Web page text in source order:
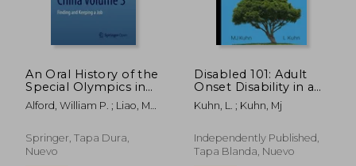
5%
dcto.
38,84 €
36,90 €
5%
dcto.
An Oral History of the
Special Olympics in
China Volume 3:
Finding and Keeping
Alford, William P. ; Liao, Mei
Springer, Tapa Dura,
Nuevo
Disabled 101: Adult
Onset Disability in an
Ableist World (en
Inglés)
Kuhn, L. ; Kuhn, Mj
Independently Published,
Tapa Blanda, Nuevo